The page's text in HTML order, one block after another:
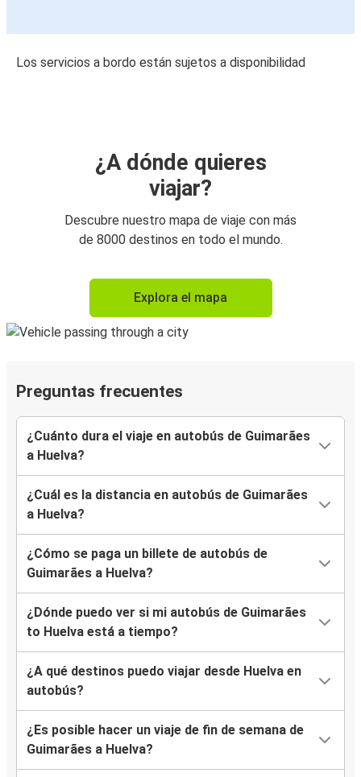
Los servicios a bordo están sujetos a disponibilidad
¿A dónde quieres
viajar?
Descubre nuestro mapa de viaje con más
de 8000 destinos en todo el mundo.
Explora el mapa
Preguntas frecuentes
¿Cuánto dura el viaje en autobús de Guimarães
a Huelva?
¿Cuál es la distancia en autobús de Guimarães
a Huelva?
¿Cómo se paga un billete de autobús de
Guimarães a Huelva?
¿Dónde puedo ver si mi autobús de Guimarães
to Huelva está a tiempo?
¿A qué destinos puedo viajar desde Huelva en
autobús?
¿Es posible hacer un viaje de fin de semana de
Guimarães a Huelva?